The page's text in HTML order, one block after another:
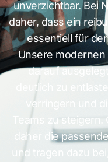
unverzichtbar. Bei
daher, dass ein
essentiell für
Unsere
darauf
deutlich zu
verringern und
Teams zu
daher die
und tragen dazu